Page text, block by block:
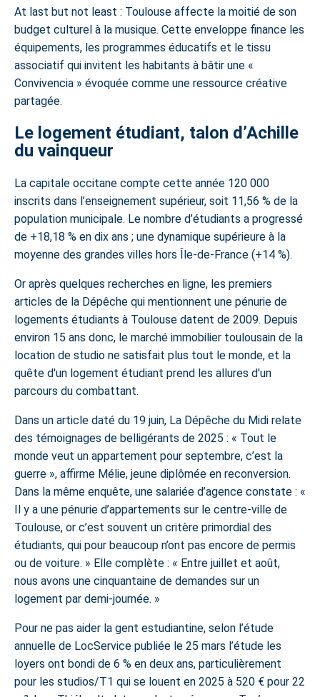
At last but not least : Toulouse affecte la moitié de son
budget culturel à la musique. Cette enveloppe finance les
équipements, les programmes éducatifs et le tissu
associatif qui invitent les habitants à bâtir une «
Convivencia » évoquée comme une ressource créative
partagée.
Le logement étudiant, talon d’Achille
du vainqueur
La capitale occitane compte cette année 120 000
inscrits dans l’enseignement supérieur, soit 11,56 % de la
population municipale. Le nombre d’étudiants a progressé
de +18,18 % en dix ans ; une dynamique supérieure à la
moyenne des grandes villes hors Île-de-France (+14 %).
Or après quelques recherches en ligne, les premiers
articles de la Dépêche qui mentionnent une pénurie de
logements étudiants à Toulouse datent de 2009. Depuis
environ 15 ans donc, le marché immobilier toulousain de la
location de studio ne satisfait plus tout le monde, et la
quête d'un logement étudiant prend les allures d'un
parcours du combattant.
Dans un article daté du 19 juin, La Dépêche du Midi relate
des témoignages de belligérants de 2025 : « Tout le
monde veut un appartement pour septembre, c’est la
guerre », affirme Mélie, jeune diplômée en reconversion.
Dans la même enquête, une salariée d’agence constate : «
Il y a une pénurie d’appartements sur le centre-ville de
Toulouse, or c’est souvent un critère primordial des
étudiants, qui pour beaucoup n’ont pas encore de permis
ou de voiture. » Elle complète : « Entre juillet et août,
nous avons une cinquantaine de demandes sur un
logement par demi-journée. »
Pour ne pas aider la gent estudiantine, selon l’étude
annuelle de LocService publiée le 25 mars l’étude les
loyers ont bondi de 6 % en deux ans, particulièrement
pour les studios/T1 qui se louent en 2025 à 520 € pour 22